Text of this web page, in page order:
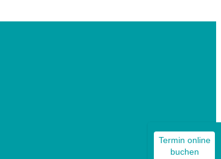
Termin online
buchen